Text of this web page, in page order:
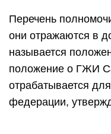
Перечень
они отражаются в
называется
положение о ГЖИ
отрабатывается
федерации,